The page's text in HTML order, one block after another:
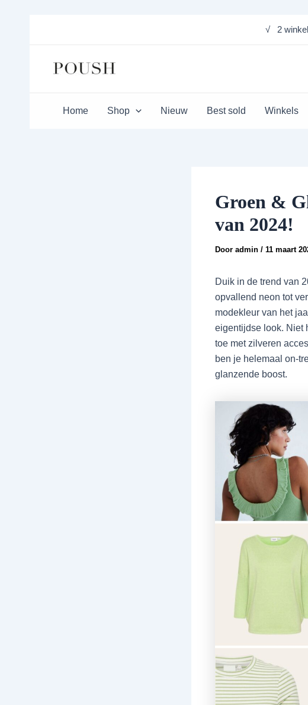
√ 2
Home Shop Nieuw Best sold Winkels
Groen &
van 2024!
Door admin / 11 maart
Duik in de trend van
opvallend neon tot
modekleur van het
eigentijdse look. Niet
toe met zilveren
ben je helemaal on-
glanzende boost.